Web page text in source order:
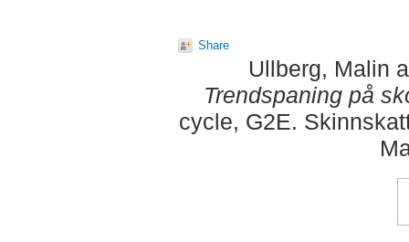
Share
Ullberg, Malin
Trendspaning på
cycle, G2E.